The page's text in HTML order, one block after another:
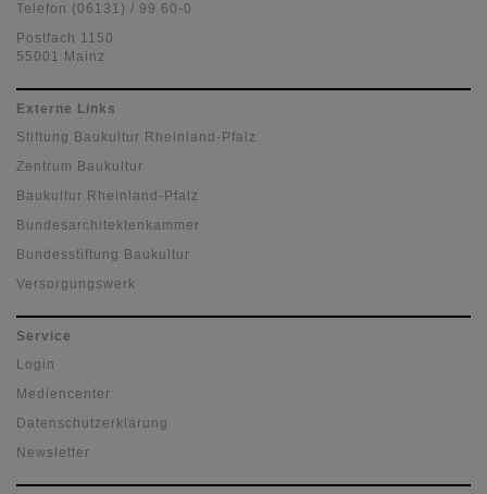
Telefon (06131) / 99 60-0
Postfach 1150
55001 Mainz
Externe Links
Stiftung Baukultur Rheinland-Pfalz
Zentrum Baukultur
Baukultur Rheinland-Pfalz
Bundesarchitektenkammer
Bundesstiftung Baukultur
Versorgungswerk
Service
Login
Mediencenter
Datenschutzerklärung
Newsletter